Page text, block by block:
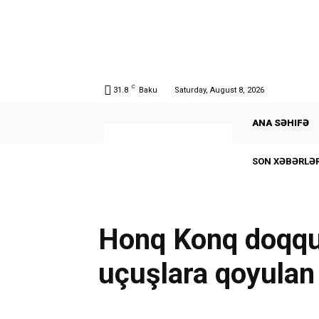
31.8 C Baku Saturday, August 8, 2026
ANA SƏHIFƏ
SON
Honq Konq
uçuşlara